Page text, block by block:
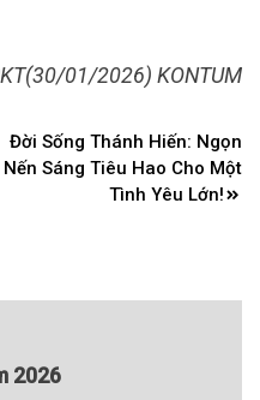
01/2026) KONTUM
Đời Sống Thánh Hiến: Ngọn
Nến Sáng Tiêu Hao Cho Một
Tình Yêu Lớn!
2026